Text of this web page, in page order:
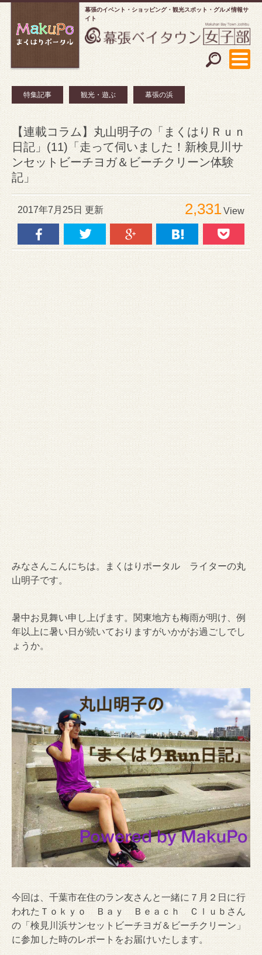
幕張のイベント・ショッピング
観光スポット・グルメ情報サ
イト
特集記事 観光・遊ぶ 幕張の浜
【連載コラム】丸山明子の「まくはりＲｕｎ
日記」(11)「走って伺いました！新検見川サ
ンセットビーチヨガ＆ビーチクリーン体験
記」
2017年7月25日 更新 2,331View
みなさんこんにちは。まくはりポータル ライターの丸
山明子です。
暑中お見舞い申し上げます。関東地方も梅雨が明け、例
年以上に暑い日が続いておりますがいかがお過ごしでし
ょうか。
今回は、千葉市在住のラン友さんと一緒に７月２日に行
われたＴｏｋｙｏ Ｂａｙ Ｂｅａｃｈ Ｃｌｕｂさん
の「検見川浜サンセットビーチヨガ＆ビーチクリーン」
に参加した時のレポートをお届けいたします。